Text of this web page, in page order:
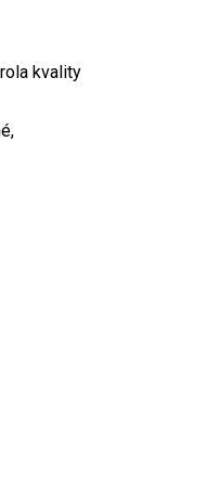
kvality